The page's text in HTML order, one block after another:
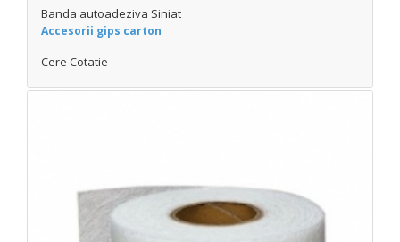
Banda autoadeziva Siniat
Accesorii gips carton
Cere Cotatie